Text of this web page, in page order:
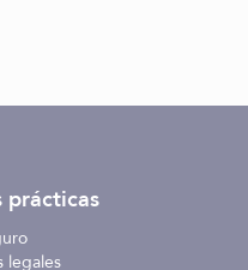
prácticas
legales